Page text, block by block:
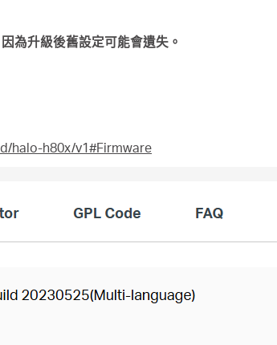
為升級後舊設定可能會遺失。
halo-h80x/v1#Firmware